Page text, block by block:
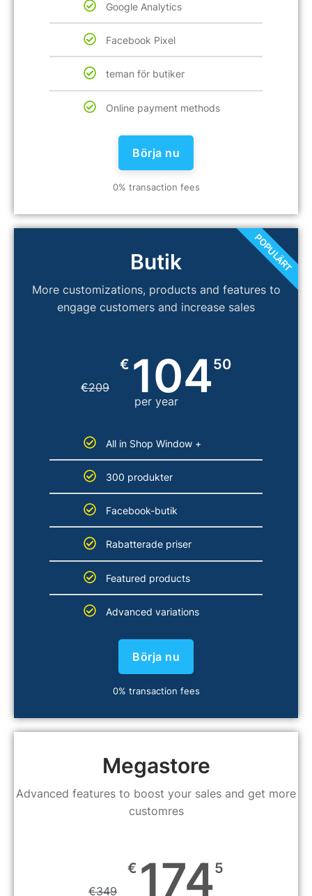
Google Analytics
Facebook Pixel
teman för butiker
Online payment methods
Börja nu
0% transaction fees
Butik
More customizations, products and features to
engage customers and increase sales
€209
€ 10450
per year
All in Shop Window +
300 produkter
Facebook-butik
Rabatterade priser
Featured products
Advanced variations
Börja nu
0% transaction fees
POPULÄRT
Megastore
Advanced features to boost your sales and get more
customres
€349
€ 1745